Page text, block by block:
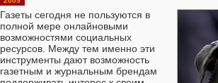
Газеты сегодня не пользуются в
полной мере онлайновыми
возможностями социальных
ресурсов. Между тем именно эти
инструменты дают возможность
газетным и журнальным брендам